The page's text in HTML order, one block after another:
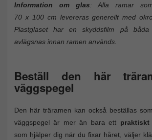
Information om glas: Alla ramar
70 x 100 cm levereras generellt med
Plastglaset har en skyddsfilm på
avlägsnas innan ramen används.
Beställ den här
väggspegel
Den här träramen kan också beställas
väggspegel är mer än bara ett praktiskt
som hjälper dig när du fixar håret, väljer